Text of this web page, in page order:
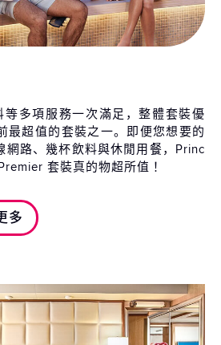
等多項服務一次滿足，整體套裝優
最超值的套裝之一。即便您想要的
網路、幾杯飲料與休閒用餐，Princ
套裝真的物超所值！
多